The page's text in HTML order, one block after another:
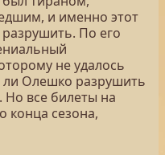
и именно этот
По его
не удалось
ли Олешко разрушить
Но все билеты на
конца сезона,